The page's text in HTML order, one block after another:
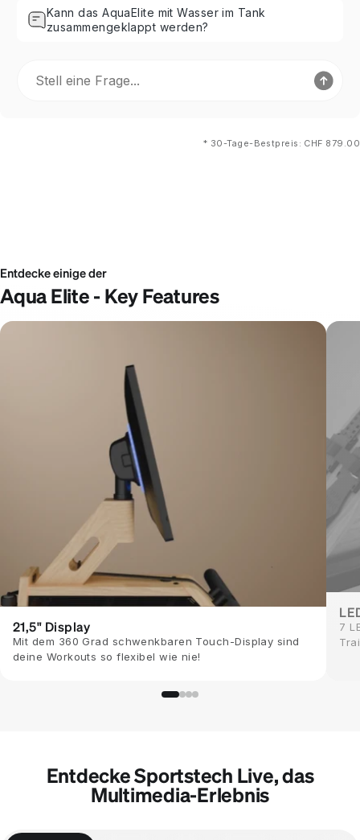
Kann das AquaElite mit Wasser im Tank
zusammengeklappt werden?
* 30-Tage-Bestpreis: CHF 879.00
Entdecke einige der
Aqua Elite - Key Features
21,5" Display
Mit dem 360 Grad schwenkbaren Touch-Display sind
deine Workouts so flexibel wie nie!
7
Entdecke Sportstech Live, das
Multimedia-Erlebnis